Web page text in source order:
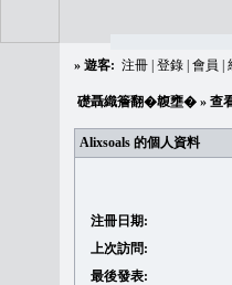
» 遊客: 注冊 登錄 會員
礎聶織簷翻�䪖壅� » 查
Alixsoals 的個人資料
注冊日期:
上次訪問:
最後發表: